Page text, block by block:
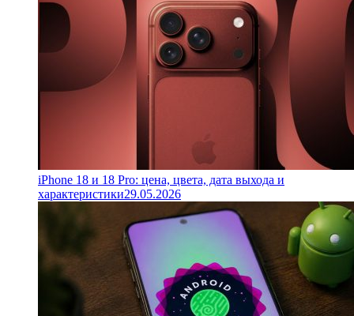
iPhone 18 и 18 Pro: цена, цвета, дата выхода и
характеристики29.05.2026